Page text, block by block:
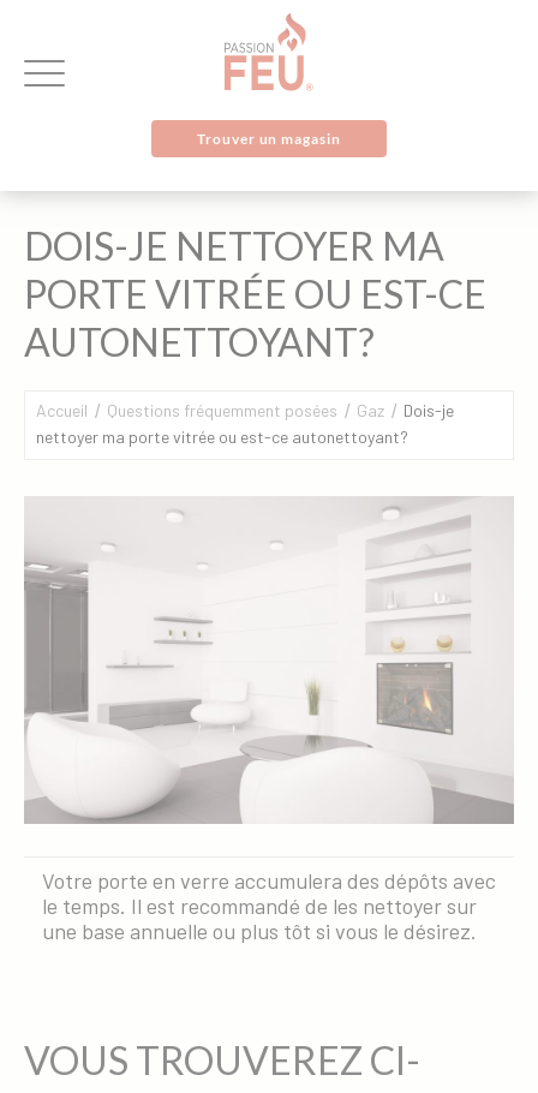
Trouver un magasin
DOIS-JE NETTOYER MA
PORTE VITRÉE OU EST-CE
AUTONETTOYANT?
Accueil Questions fréquemment posées Gaz
Dois-je
nettoyer ma porte vitrée ou est-ce autonettoyant?
Votre porte en verre accumulera des dépôts avec
le temps. Il est recommandé de les nettoyer sur
une base annuelle ou plus tôt si vous le désirez.
VOUS TROUVEREZ CI-